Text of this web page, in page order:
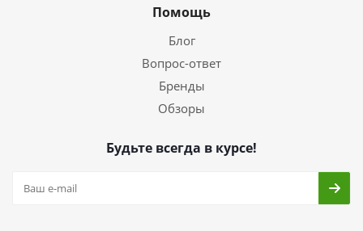
Помощь
Блог
Вопрос-ответ
Бренды
Обзоры
Будьте всегда в курсе!